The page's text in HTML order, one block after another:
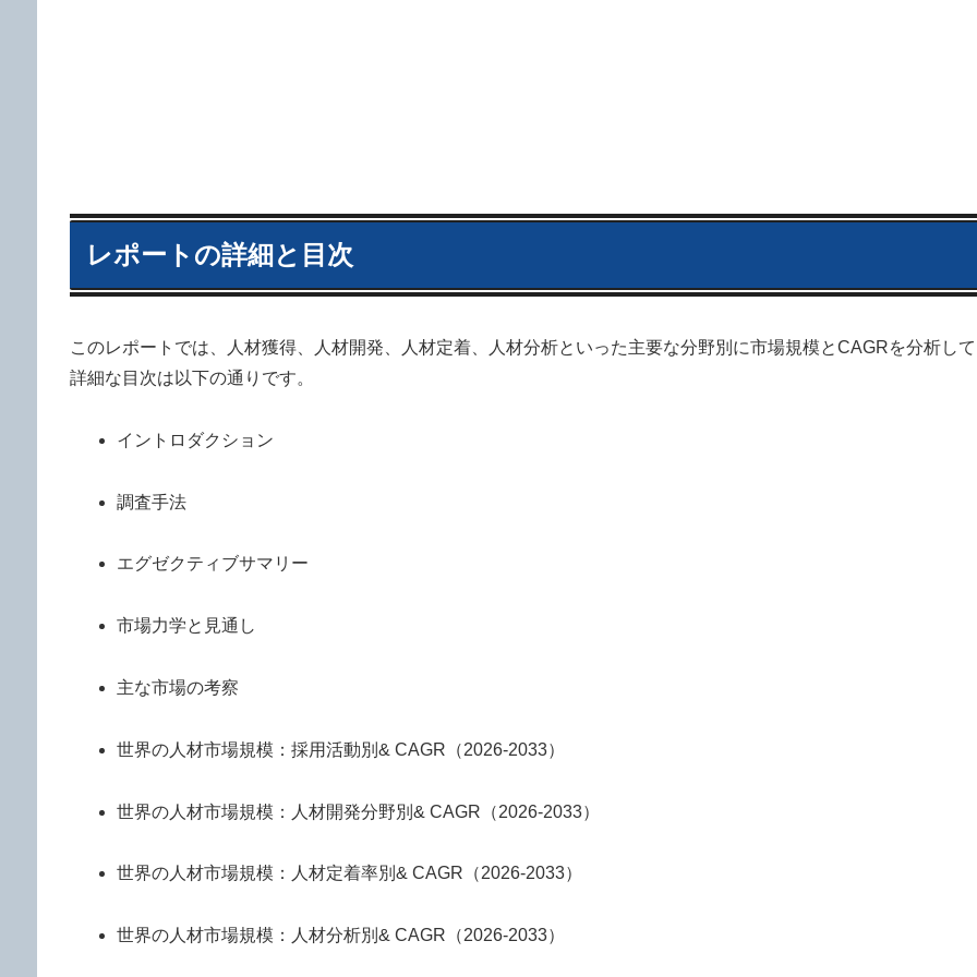
レポートの詳細と目次
このレポートでは、人材獲得、人材開発、人材定着、人材分析といった主要な分野別に市場規模とCAGRを分析し
詳細な目次は以下の通りです。
イントロダクション
調査手法
エグゼクティブサマリー
市場力学と見通し
主な市場の考察
世界の人材市場規模：採用活動別& CAGR（2026-2033）
世界の人材市場規模：人材開発分野別& CAGR（2026-2033）
世界の人材市場規模：人材定着率別& CAGR（2026-2033）
世界の人材市場規模：人材分析別& CAGR（2026-2033）